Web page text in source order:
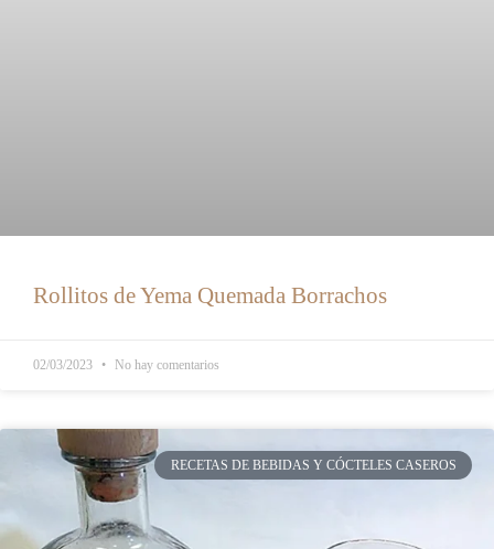
Rollitos de Yema Quemada Borrachos
02/03/2023 No hay comentarios
RECETAS DE BEBIDAS Y CÓCTELES CASEROS